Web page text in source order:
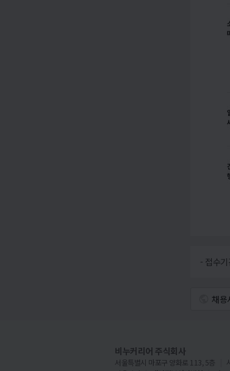
- 접수
채용
비누커리어 주식회사
서울특별시 마포구 양화로 113, 5층